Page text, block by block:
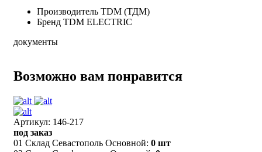
Производитель TDM (ТДМ)
Бренд TDM ELECTRIC
документы
Возможно вам понравится
Артикул: 146-217
под заказ
01 Склад Севастополь Основной: 0 шт